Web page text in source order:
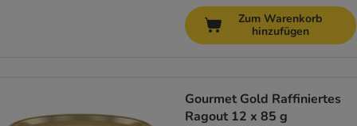
Zum Warenkorb
hinzufügen
Gourmet Gold Raffiniertes
Ragout 12 x 85 g